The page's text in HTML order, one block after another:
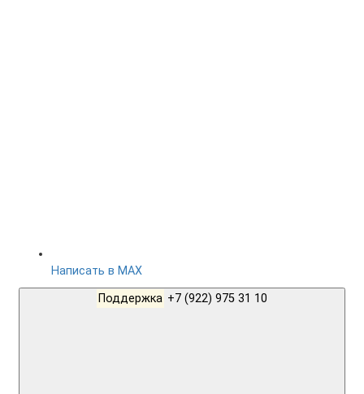
Написать в MAX
Поддержка